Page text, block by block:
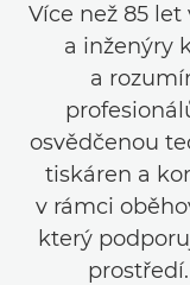
Více než 85
a inženýry
a
osvědčenou
tiskáren a
v rámci
který